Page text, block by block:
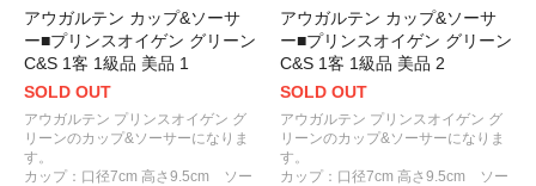
アウガルテン カップ&ソーサ
ー■プリンスオイゲン グリーン
C&S 1客 1級品 美品 1
SOLD OUT
アウガルテン プリンスオイゲン グ
リーンのカップ&ソーサーになりま
す。
カップ：口径7cm 高さ9.5cm ソー
アウガルテン カップ&ソーサ
ー■プリンスオイゲン グリーン
C&S 1客 1級品 美品 2
SOLD OUT
アウガルテン プリンスオイゲン グ
リーンのカップ&ソーサーになりま
す。
カップ：口径7cm 高さ9.5cm ソー